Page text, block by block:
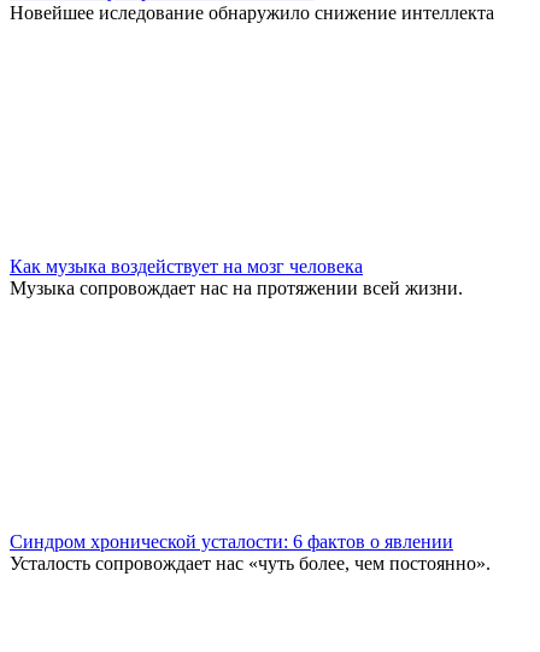
Новейшее иследование обнаружило снижение интеллекта
Как музыка воздействует на мозг человека
Музыка сопровождает нас на протяжении всей жизни.
Синдром хронической усталости: 6 фактов о явлении
Усталость сопровождает нас «чуть более, чем постоянно».